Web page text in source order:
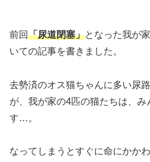
前回「尿道閉塞」となった我が
いての記事を書きました。
去勢済のオス猫ちゃんに多い尿
が、我が家の4匹の猫たちは、
す…。
なってしまうとすぐに命にかか